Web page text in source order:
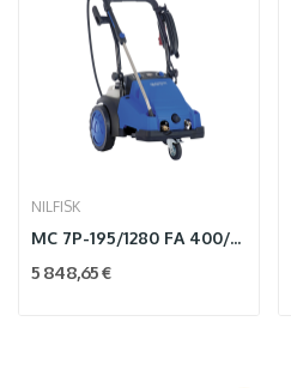
NILFISK
MC 7P-195/1280 FA 400/3/50 EU
5 848,65 €